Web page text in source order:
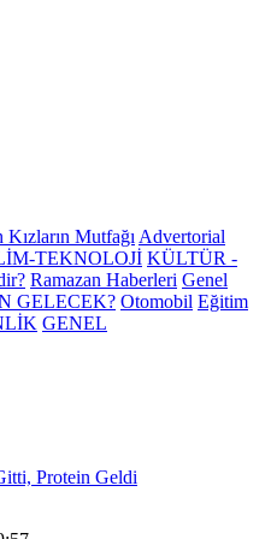
Kızların Mutfağı Advertorial
TEKNOLOJİ KÜLTÜR -
Ramazan Haberleri Genel
GELECEK? Otomobil Eğitim
GENEL
Protein Geldi